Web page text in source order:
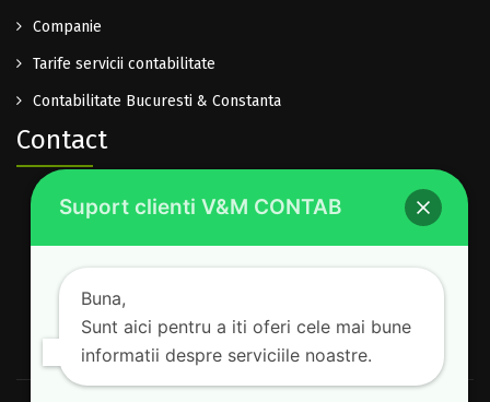
Companie
Tarife servicii contabilitate
Contabilitate Bucuresti & Constanta
Contact
0722.614.940
office@vm-contab.ro
Lu-Vi: 08:30-16:00
Sam-Dum: inchis
Suport clienti V&M CONTAB
Buna,
Sunt aici pentru a iti oferi cele mai bune
informatii despre serviciile noastre.